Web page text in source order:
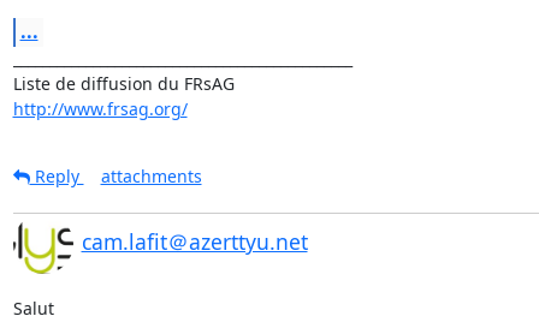
...
Liste de diffusion du FRsAG
http://www.frsag.org/
Reply attachments
cam.lafit＠azerttyu.net
Salut